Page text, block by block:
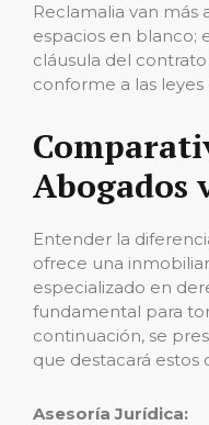
Reclamalia van más
espacios en blanco;
cláusula del contrato
conforme a las
Abogados
Entender la
ofrece una
especializado en
fundamental para
continuación, se
que destacará estos
Asesoría Jurídica: